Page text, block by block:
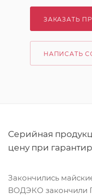
ЗАКАЗАТЬ
НАПИСАТЬ
Серийная
цену при
Закончились
ВОДЭКО закончили